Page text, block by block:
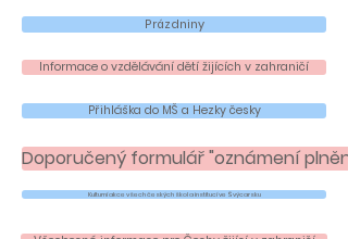
Prázdniny
Informace o vzdělávání dětí žijících v zahraničí
Přihláška do MŠ a Hezky česky
Doporučený formulář "oznámení
Kulturní akce všech českých škol a institucí ve Švýcarsku